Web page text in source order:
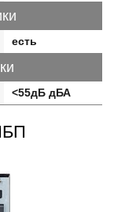
есть
<55дБ дБА